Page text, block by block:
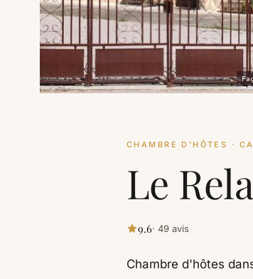
CHAMBRE D'HÔTES ·
Le
9.6· 49 avis
Chambre d'hôtes